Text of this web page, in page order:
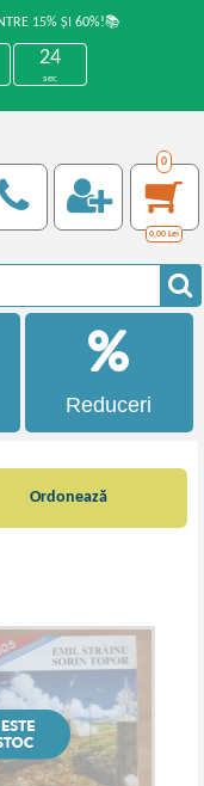
15% ȘI 60%!📚
23
sec
0
0,00 Lei
Reduceri
Ordonează